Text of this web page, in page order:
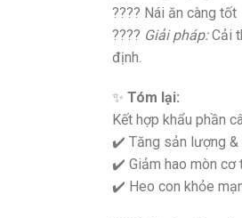
???? Nái ăn càng
???? Giải pháp:Cải
định.
✨ Tóm lại:
Kết hợp khẩu phần
✔️ Tăng sản lượng
✔️ Giảm hao mòn cơ
✔️ Heo con khỏe